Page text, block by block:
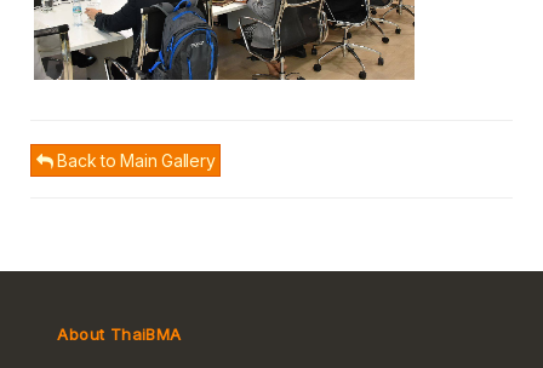
Back to Main Gallery
About ThaiBMA